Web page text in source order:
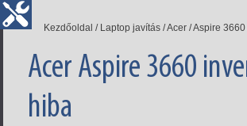
Kezdőoldal / Laptop javítás /Acer /Aspire 3660
Acer Aspire 3660
hiba